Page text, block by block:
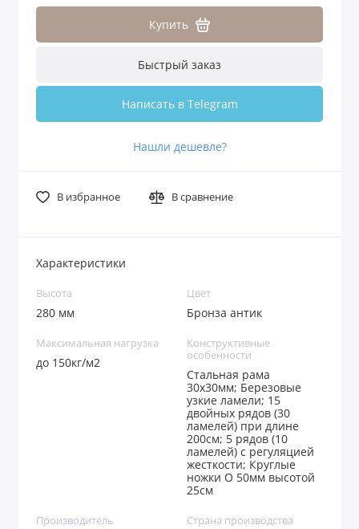
Купить
Быстрый заказ
Написать в Telegram
Нашли дешевле?
В избранное В сравнение
Характеристики
Высота
280 мм
Цвет
Бронза антик
Максимальная нагрузка
до 150кг/м2
Конструктивные
особенности
Стальная рама
30х30мм; Березовые
узкие ламели; 15
двойных рядов (30
ламелей) при длине
200см; 5 рядов (10
ламелей) с регуляцией
жесткости; Круглые
ножки O 50мм высотой
25см
Производитель Страна производства